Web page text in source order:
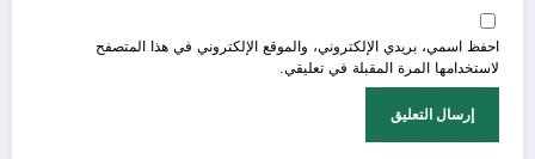
احفظ اسمي، بريدي الإلكتروني، والموقع الإلكتروني في هذا المتصفح
لاستخدامها المرة المقبلة في تعليقي.